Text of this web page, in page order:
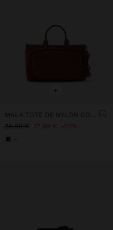
+
MALA TOTE DE NYLON COM PENDURO S
25,99 €
12,99 € 50%